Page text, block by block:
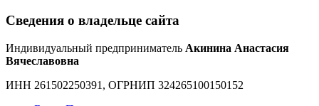
Сведения о владельце сайта
Индивидуальный предприниматель Акинина Анастасия
Вячеславовна
ИНН 261502250391, ОГРНИП 324265100150152